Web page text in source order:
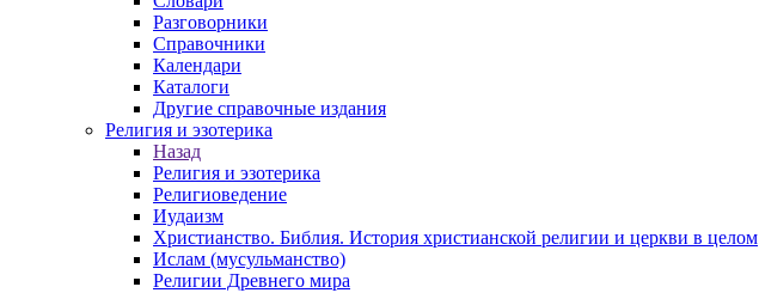
Разговорники
Справочники
Календари
Каталоги
Другие справочные издания
Религия и эзотерика
Назад
Религия и эзотерика
Религиоведение
Иудаизм
Христианство. Библия. История христианской религии и церкви в целом
Ислам (мусульманство)
Религии Древнего мира